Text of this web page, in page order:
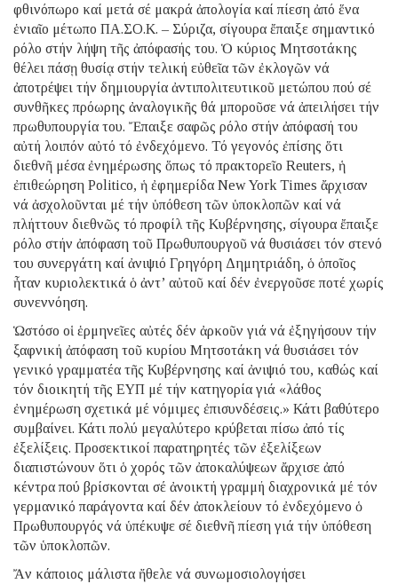
φθινόπωρο καί μετά σέ μακρά ἀπολογία καί πίεση ἀπό ἕνα
ἑνιαῖο μέτωπο ΠΑ.ΣΟ.Κ. – Σύριζα, σίγουρα ἔπαιξε σημαντικό
ρόλο στήν λήψη τῆς ἀπόφασής του. Ὁ κύριος Μητσοτάκης
θέλει πάσῃ θυσίᾳ στήν τελική εὐθεῖα τῶν ἐκλογῶν νά
ἀποτρέψει τήν δημιουργία ἀντιπολιτευτικοῦ μετώπου πού σέ
συνθῆκες πρόωρης ἀναλογικῆς θά μποροῦσε νά ἀπειλήσει τήν
πρωθυπουργία του. Ἔπαιξε σαφῶς ρόλο στήν ἀπόφασή του
αὐτή λοιπόν αὐτό τό ἐνδεχόμενο. Τό γεγονός ἐπίσης ὅτι
διεθνῆ μέσα ἐνημέρωσης ὅπως τό πρακτορεῖο Reuters, ἡ
ἐπιθεώρηση Politico, ἡ ἐφημερίδα New York Times ἄρχισαν
νά ἀσχολοῦνται μέ τήν ὑπόθεση τῶν ὑποκλοπῶν καί νά
πλήττουν διεθνῶς τό προφίλ τῆς Κυβέρνησης, σίγουρα ἔπαιξε
ρόλο στήν ἀπόφαση τοῦ Πρωθυπουργοῦ νά θυσιάσει τόν στενό
του συνεργάτη καί ἀνιψιό Γρηγόρη Δημητριάδη, ὁ ὁποῖος
ἦταν κυριολεκτικά ὁ ἀντ’ αὐτοῦ καί δέν ἐνεργοῦσε ποτέ χωρίς
συνεννόηση.
Ὡστόσο οἱ ἑρμηνεῖες αὐτές δέν ἀρκοῦν γιά νά ἐξηγήσουν τήν
ξαφνική ἀπόφαση τοῦ κυρίου Μητσοτάκη νά θυσιάσει τόν
γενικό γραμματέα τῆς Κυβέρνησης καί ἀνιψιό του, καθώς καί
τόν διοικητή τῆς ΕΥΠ μέ τήν κατηγορία γιά «λάθος
ἐνημέρωση σχετικά μέ νόμιμες ἐπισυνδέσεις.» Κάτι βαθύτερο
συμβαίνει. Κάτι πολύ μεγαλύτερο κρύβεται πίσω ἀπό τίς
ἐξελίξεις. Προσεκτικοί παρατηρητές τῶν ἐξελίξεων
διαπιστώνουν ὅτι ὁ χορός τῶν ἀποκαλύψεων ἄρχισε ἀπό
κέντρα πού βρίσκονται σέ ἀνοικτή γραμμή διαχρονικά μέ τόν
γερμανικό παράγοντα καί δέν ἀποκλείουν τό ἐνδεχόμενο ὁ
Πρωθυπουργός νά ὑπέκυψε σέ διεθνῆ πίεση γιά τήν ὑπόθεση
τῶν ὑποκλοπῶν.
Ἄν κάποιος μάλιστα ἤθελε νά συνωμοσιολογήσει